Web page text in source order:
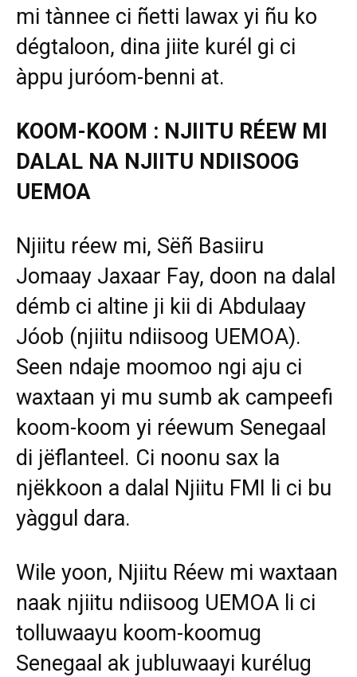
mi tànnee ci ñetti lawax yi ñu ko
dégtaloon, dina jiite kurél gi ci
àppu juróom-benni at.
KOOM-KOOM : NJIITU RÉEW MI
DALAL NA NJIITU NDIISOOG
UEMOA
Njiitu réew mi, Sëñ Basiiru
Jomaay Jaxaar Fay, doon na dalal
démb ci altine ji kii di Abdulaay
Jóob (njiitu ndiisoog UEMOA).
Seen ndaje moomoo ngi aju ci
waxtaan yi mu sumb ak campeefi
koom-koom yi réewum Senegaal
di jëflanteel. Ci noonu sax la
njëkkoon a dalal Njiitu FMI li ci bu
yàggul dara.
Wile yoon, Njiitu Réew mi waxtaan
naak njiitu ndiisoog UEMOA li ci
tolluwaayu koom-koomug
Senegaal ak jubluwaayi kurélug